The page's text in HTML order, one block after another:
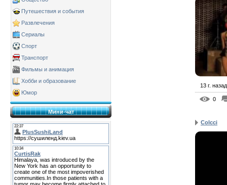
Путешествия и события
Развлечения
Сериалы
Спорт
Транспорт
Фильмы и анимация
Хобби и образование
Юмор
Мини-чат
13 г. назад
0
Colcci